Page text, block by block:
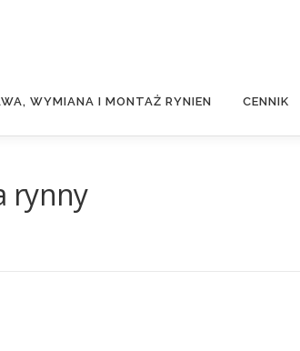
WYMIANA I MONTAŻ RYNIEN CENNIK
rynny